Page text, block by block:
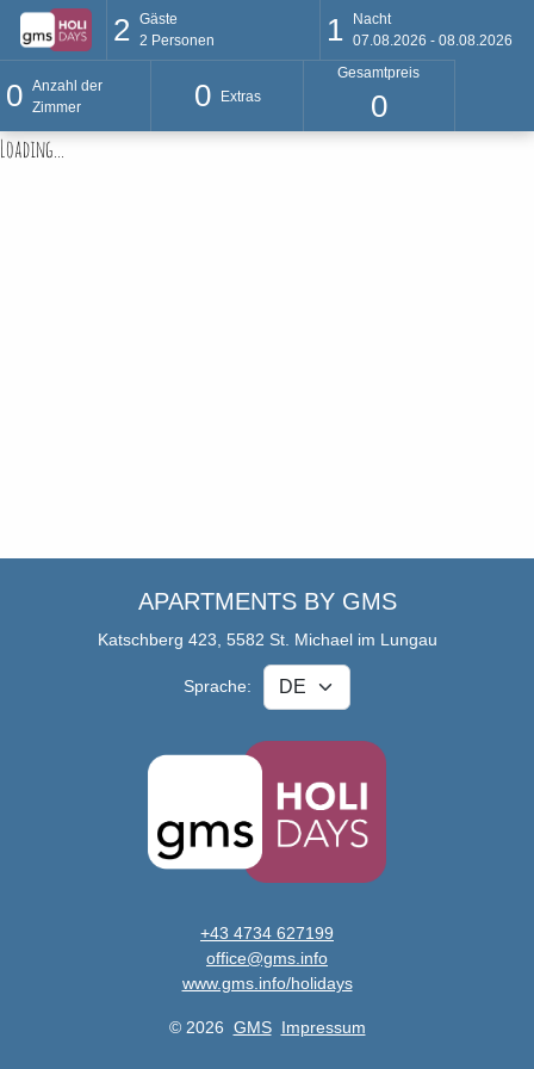
2
Gäste
2 Personen 1
Nacht
07.08.2026 - 08.08.2026
0 Anzahl der
Zimmer
0 Extras 0
Gesamtpreis
Loading...
APARTMENTS BY GMS
Katschberg 423, 5582 St. Michael im Lungau
Sprache:
+43 4734 627199
office@gms.info
www.gms.info/holidays
© 2026 GMS Impressum